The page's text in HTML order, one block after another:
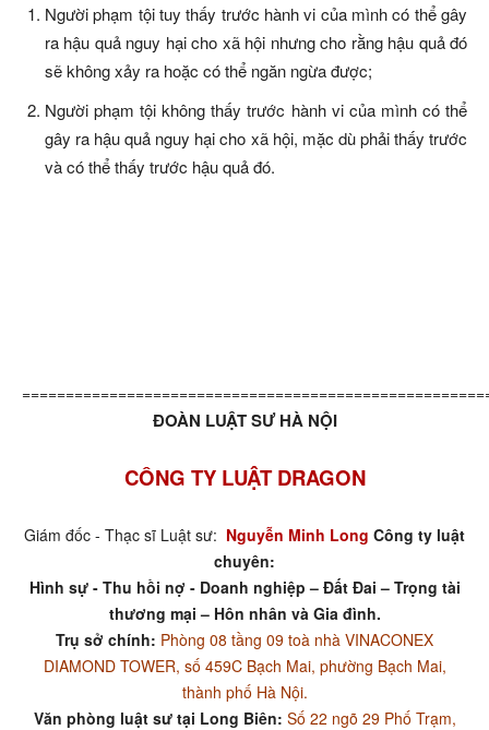
Người phạm tội tuy thấy trước hành vi của mình có thể gây
ra hậu quả nguy hại cho xã hội nhưng cho rằng hậu quả đó
sẽ không xảy ra hoặc có thể ngăn ngừa được;
Người phạm tội không thấy trước hành vi của mình có thể
gây ra hậu quả nguy hại cho xã hội, mặc dù phải thấy trước
và có thể thấy trước hậu quả đó.
ĐOÀN LUẬT SƯ HÀ NỘI
CÔNG TY LUẬT DRAGON
Giám đốc - Thạc sĩ Luật sư: Nguyễn Minh Long Công ty luật
chuyên:
Hình sự - Thu hồi nợ - Doanh nghiệp – Đất Đai – Trọng tài
thương mại – Hôn nhân và Gia đình.
Trụ sở chính: Phòng 08 tầng 09 toà nhà VINACONEX
DIAMOND TOWER, số 459C Bạch Mai, phường Bạch Mai,
thành phố Hà Nội.
Văn phòng luật sư tại Long Biên: Số 22 ngõ 29 Phố Trạm,